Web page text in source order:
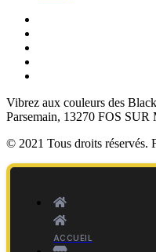
Vibrez aux couleurs des
Parsemain, 13270 FOS SUR
© 2021 Tous droits réservés.
ACCUEIL